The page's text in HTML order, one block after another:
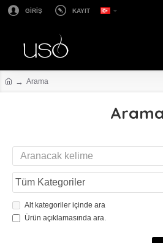
GİRİŞ KAYIT
Arama
Arama
Alt kategoriler içinde ara
Ürün açıklamasında ara.